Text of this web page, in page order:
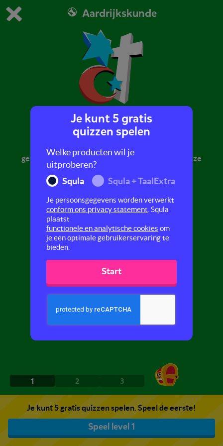
Dit is de gratis demo van Squla.
Bestel nu
0
Aardrijkskunde
Religie
Een religie is een geloof. Welke verschillende
geloven er allemaal in de wereld zijn, leer je in deze
1 2 3
Je kunt 5 gratis quizzen spelen. Speel de eerste!
Speel level 1
Je kunt 5 gratis
quizzen spelen
Welke producten wil je
uitproberen?
Squla
Squla + TaalExtra
Je persoonsgegevens worden verwerkt
conform ons privacy statement . Squla
plaatst
functionele en analytische cookies om
je een optimale gebruikerservaring te
bieden.
Start